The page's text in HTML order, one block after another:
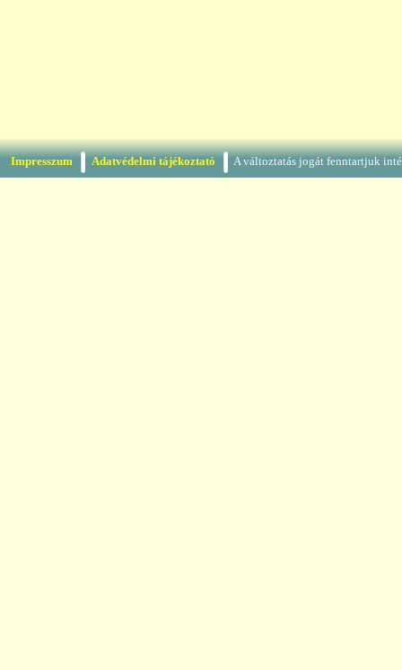
Impresszum Adatvédelmi tájékoztató A változtatás jogát fenntartjuk